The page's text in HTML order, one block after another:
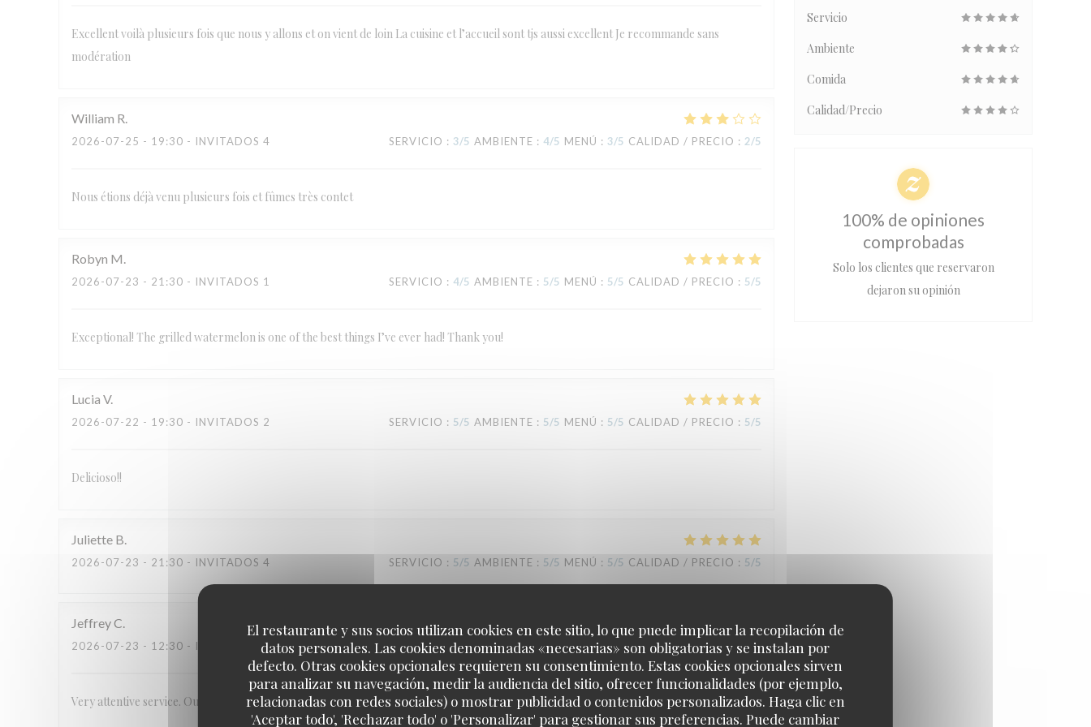
El restaurante y sus socios utilizan cookies en este sitio, lo que puede implicar la recopilación de
datos personales. Las cookies denominadas «necesarias» son obligatorias y se instalan por
defecto. Otras cookies opcionales requieren su consentimiento. Estas cookies opcionales sirven
para analizar su navegación, medir la audiencia del sitio, ofrecer funcionalidades (por ejemplo,
relacionadas con redes sociales) o mostrar publicidad o contenidos personalizados. Haga clic en
'Aceptar todo', 'Rechazar todo' o 'Personalizar' para gestionar sus preferencias. Puede cambiar
Excellent voilà plusieurs fois que nous y allons et on vient de loin La cuisine et l’accueil sont tjs aussi excellent Je recommande sans
modération
William R
2026-07-25 - 19:30 - INVITADOS 4 SERVICIO : 3/5 AMBIENTE : 4/5 MENÚ : 3/5 CALIDAD / PRECIO : 2/5
Nous étions déjà venu plusieurs fois et fûmes très contet
Robyn M
2026-07-23 - 21:30 - INVITADOS 1 SERVICIO : 4/5 AMBIENTE : 5/5 MENÚ : 5/5 CALIDAD / PRECIO : 5/5
Exceptional! The grilled watermelon is one of the best things I’ve ever had! Thank you!
Lucia V
2026-07-22 - 19:30 - INVITADOS 2 SERVICIO : 5/5 AMBIENTE : 5/5 MENÚ : 5/5 CALIDAD / PRECIO : 5/5
Delicioso!!
Juliette B
2026-07-23 - 21:30 - INVITADOS 4 SERVICIO : 5/5 AMBIENTE : 5/5 MENÚ : 5/5 CALIDAD / PRECIO : 5/5
JeffreyC
2026-07-23 - 12:30 - INVITADOS 2 SERVICIO: 5/5 AMBIENTE: 5/5 MENÚ: 5/5 CALIDAD / PRECIO : 5 /5
Very attentive service. Outstanding, unique food.
Servicio
Ambiente
Comida
Calidad/Precio
100% de opiniones
comprobadas
Solo los clientes que reservaron
dejaron su opinión